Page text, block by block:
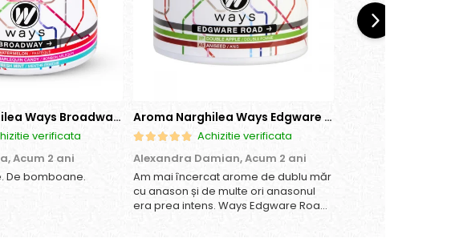
Aroma Narghilea Ways Broadway - Pepene Rosu, Bomboane, Menta, 200g
verificata
Acum 2 ani
De bomboane.
Aroma Narghilea Ways Edgware Road - Dublu Mar cu anison, 200gr
Achizitie verificata
Alexandra Damian,Acum 2 ani
Am mai încercat arome de dublu măr
cu anason și de multe ori anasonul
era prea intens. Ways Edgware Road